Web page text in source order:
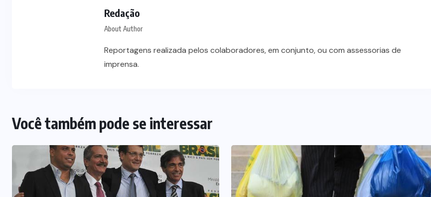
Redação
About Author
Reportagens realizada pelos colaboradores, em conjunto, ou com assessorias de
imprensa.
Você também pode se interessar